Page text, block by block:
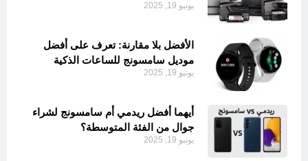
يونيو 19, 2025
الأفضل بلا مقارنة: تعرف على أفضل
موديل سامسونج للساعات الذكية
يونيو 19, 2025
أيهما أفضل ريدمي أم سامسونج لشراء
جوال من الفئة المتوسطة؟
يونيو 19, 2025